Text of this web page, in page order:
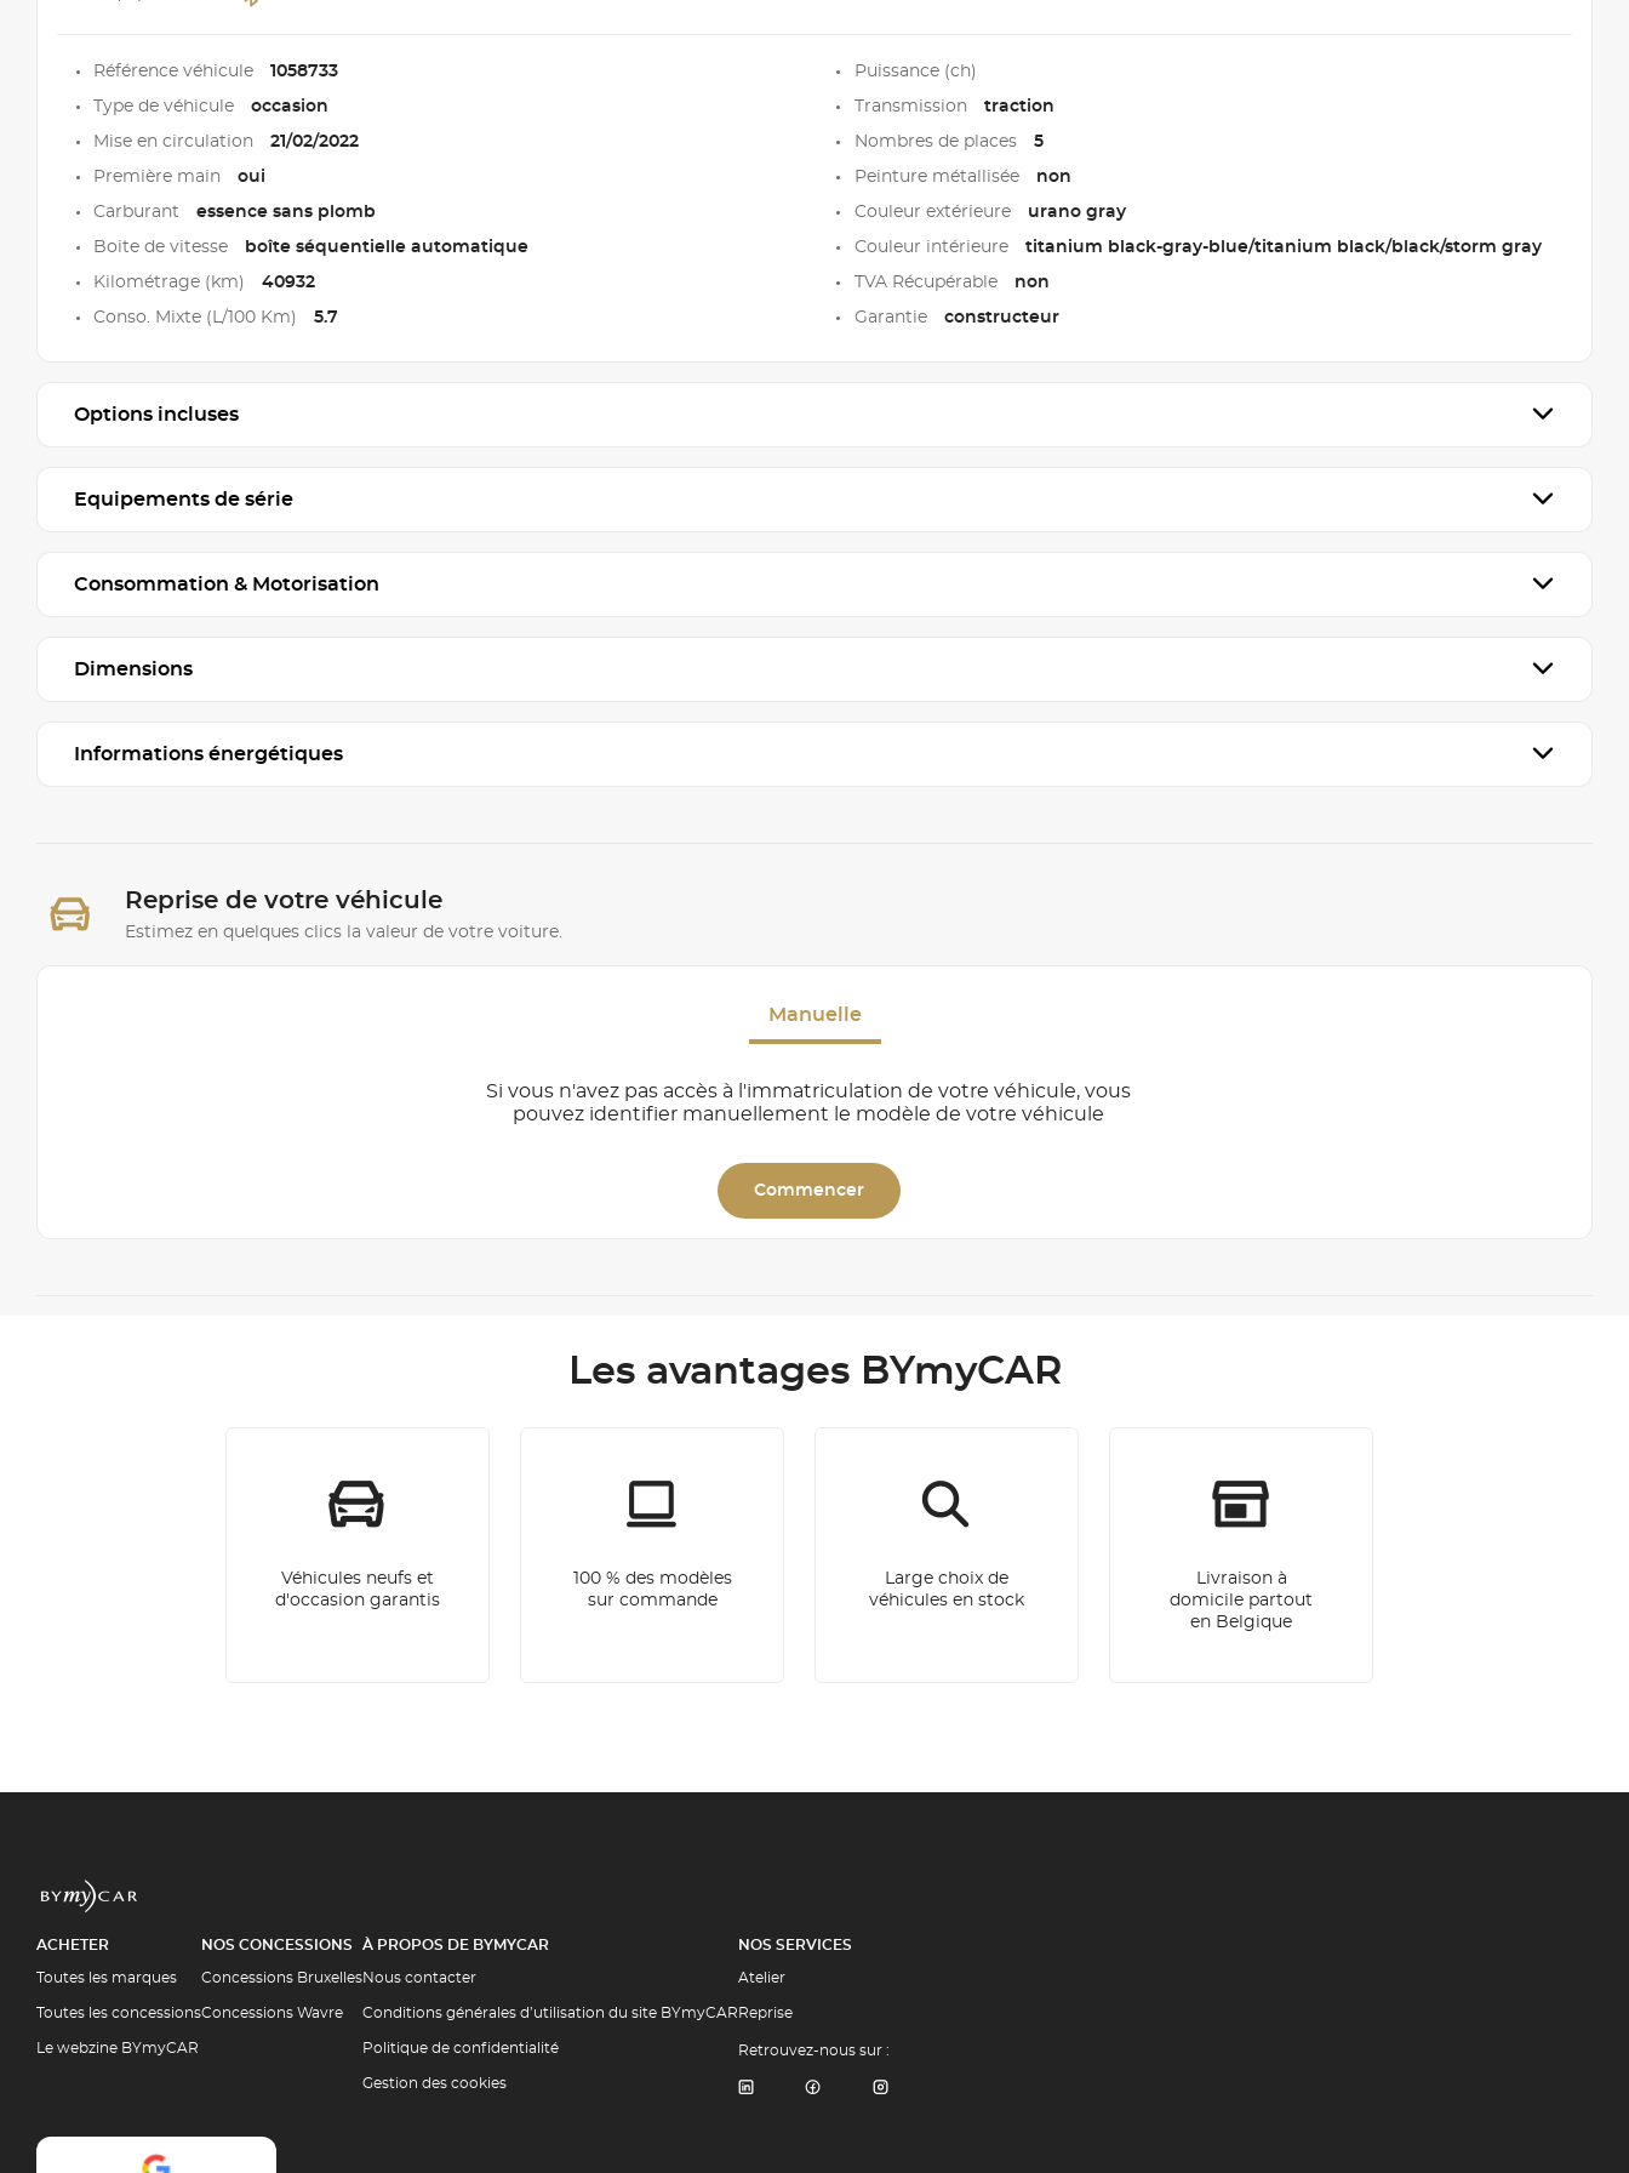
Référence véhicule 1058733
Type de véhicule occasion
Mise en circulation 21/02/2022
Première main oui
Carburant essence sans plomb
Boite de vitesse boîte séquentielle automatique
Kilométrage (km) 40932
Conso. Mixte (L/100 Km) 5.7
Puissance (ch)
Transmission traction
Nombres de places 5
Peinture métallisée non
Couleur extérieure urano gray
Couleur intérieure titanium black-gray-blue/titanium black/black/storm gray
TVA Récupérable non
Garantie constructeur
Options incluses
Equipements de série
Consommation & Motorisation
Dimensions
Informations énergétiques
Reprise de votre véhicule
Estimez en quelques clics la valeur de votre voiture.
Manuelle
Si vous n'avez pas accès à l'immatriculation de votre véhicule, vous
pouvez identifier manuellement le modèle de votre véhicule
Commencer
Les avantages BYmyCAR
Véhicules neufs et
d'occasion garantis
100 % des modèles
sur commande
Large choix de
véhicules en stock
Livraison à
domicile partout
en Belgique
ACHETER
Toutes les marques
Toutes les concessions
Le webzine BYmyCAR
NOS CONCESSIONS
Concessions Bruxelles
Concessions Wavre
À PROPOS DE BYMYCAR
Nous contacter
Conditions générales d’utilisation du site BYmyCAR
Politique de confidentialité
Gestion des cookies
NOS SERVICES
Atelier
Reprise
Retrouvez-nous sur :